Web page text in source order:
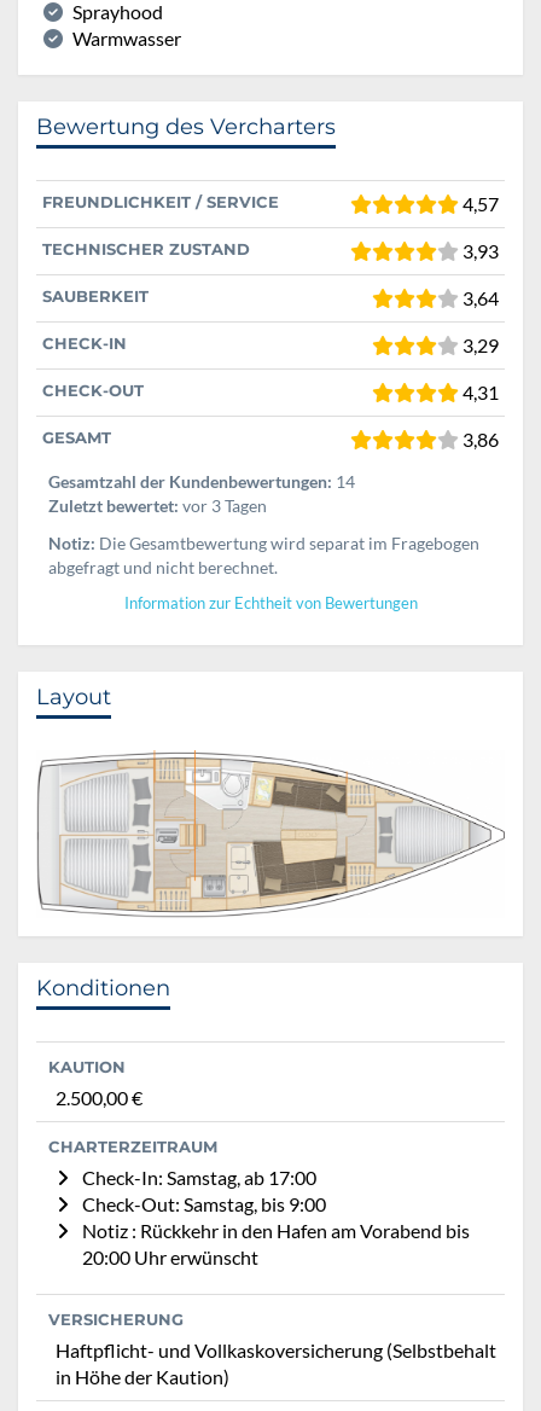
Sprayhood
Warmwasser
Bewertung des Vercharters
FREUNDLICHKEIT / SERVICE 4,57
TECHNISCHER ZUSTAND 3,93
SAUBERKEIT 3,64
CHECK-IN 3,29
CHECK-OUT 4,31
GESAMT 3,86
Gesamtzahl der Kundenbewertungen: 14
Zuletzt bewertet: vor 3 Tagen
Notiz: Die Gesamtbewertung wird separat im Fragebogen
abgefragt und nicht berechnet.
Information zur Echtheit von Bewertungen
Layout
Konditionen
KAUTION
2.500,00 €
CHARTERZEITRAUM
Check-In: Samstag, ab 17:00
Check-Out: Samstag, bis 9:00
Notiz : Rückkehr in den Hafen am Vorabend bis
20:00 Uhr erwünscht
VERSICHERUNG
Haftpflicht- und Vollkaskoversicherung (Selbstbehalt
in Höhe der Kaution)